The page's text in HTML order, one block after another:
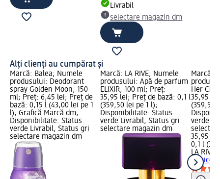
Livrabil
selectare magazin dm
Alți clienți au cumpărat și
Marcă: Balea; Numele
produsului: Deodorant
spray Golden Moon, 150
ml; Preț: 6,45 lei; Preț de
bază: 0,15 l (43,00 lei pe 1
l); Grafică Marcă dm;
Disponibilitate: Status
verde Livrabil, Status gri
selectare magazin dm
Marcă: LA RIVE; Numele
produsului: Apă de parfum
ELIXIR, 100 ml; Preț:
35,95 lei; Preț de bază: 0,1 l
(359,50 lei pe 1 l);
Disponibilitate: Status
verde Livrabil, Status gri
selectare magazin dm
Marcă:
Her
35,95
(359,50
verde
35,95 lei
0,1 l
LA RIVE
Choice,